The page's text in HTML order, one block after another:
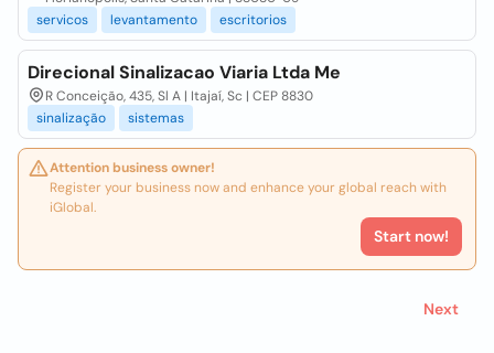
servicos
levantamento escritorios
Direcional Sinalizacao Viaria Ltda Me
R Conceição, 435, Sl A | Itajaí, Sc | CEP 8830
sinalização
sistemas
Attention business owner!
Register your business now and enhance your global reach with
iGlobal.
Start now!
Next